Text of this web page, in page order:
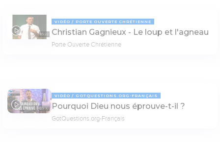
35:22
VIDÉO PORTE OUVERTE CHRÉTIENNE
Christian Gagnieux - Le loup et l'agneau
Porte Ouverte Chrétienne
05:00
VIDÉO GOTQUESTIONS.ORG-FRANÇAIS
Pourquoi Dieu nous éprouve-t-il ?
GotQuestions.org-Français